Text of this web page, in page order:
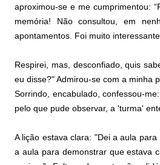
aproximou-se e me cumprimentou:
memória! Não consultou, em
apontamentos. Foi muito
Respirei, mas, desconfiado, quis
eu disse?" Admirou-se com a minha
Sorrindo, encabulado, confessou-
pelo que pude observar, a 'turma'
A lição estava clara: "Dei a aula
a aula para demonstrar que estava